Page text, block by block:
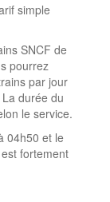
simple
SNCF de
pourrez
par jour
durée du
le service.
04h50 et le
fortement